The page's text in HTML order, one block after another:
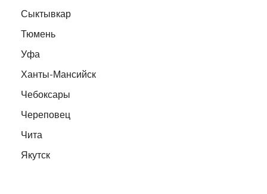
Сыктывкар
Тюмень
Уфа
Ханты-Мансийск
Чебоксары
Череповец
Чита
Якутск